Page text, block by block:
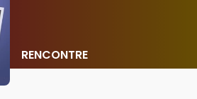
RENCONTRE